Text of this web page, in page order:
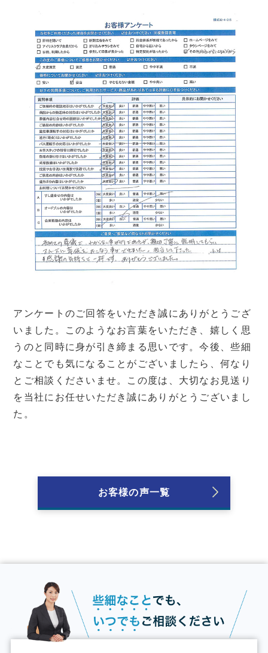
アンケートのご回答をいただき誠にありがとうござ
いました。このようなお言葉をいただき、嬉しく思
うのと同時に身が引き締まる思いです。今後、些細
なことでも気になることがございましたら、何なり
とご相談くださいませ。この度は、大切なお見送り
を当社にお任せいただき誠にありがとうございまし
た。
お客様の声一覧